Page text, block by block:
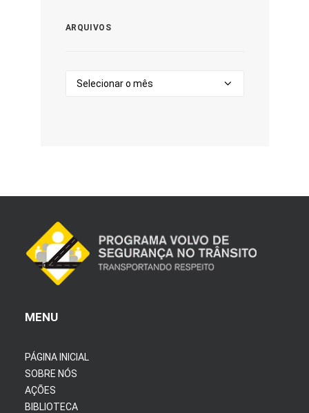
ARQUIVOS
Arquivos
MENU
PÁGINA INICIAL
SOBRE NÓS
AÇÕES
BIBLIOTECA